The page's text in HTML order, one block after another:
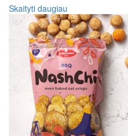
Skaityti daugiau